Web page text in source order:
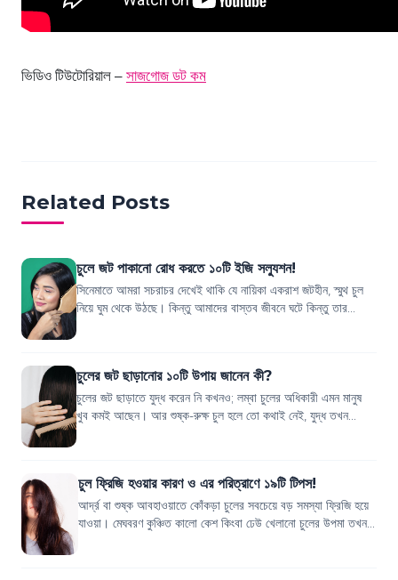
ভিডিও টিউটোরিয়াল – সাজগোজ ডট কম
Related Posts
চুলে জট পাকানো রোধ করতে ১০টি ইজি সল্যুশন!
সিনেমাতে আমরা সচরাচর দেখেই থাকি যে নায়িকা একরাশ জটহীন, স্মুথ চুল
নিয়ে ঘুম থেকে উঠছে। কিন্তু আমাদের বাস্তব জীবনে ঘটে কিন্তু তার
চুলের জট ছাড়ানোর ১০টি উপায় জানেন কী?
চুলের জট ছাড়াতে যুদ্ধ করেন নি কখনও; লম্বা চুলের অধিকারী এমন মানুষ
খুব কমই আছেন। আর শুষ্ক-রুক্ষ চুল হলে তো কথাই নেই, যুদ্ধ তখন
চুল ফ্রিজি হওয়ার কারণ ও এর পরিত্রাণে ১৯টি টিপস!
আর্দ্র বা শুষ্ক আবহাওয়াতে কোঁকড়া চুলের সবচেয়ে বড় সমস্যা ফ্রিজি হয়ে
যাওয়া। মেঘবরণ কুঞ্চিত কালো কেশ কিংবা ঢেউ খেলানো চুলের উপমা তখন